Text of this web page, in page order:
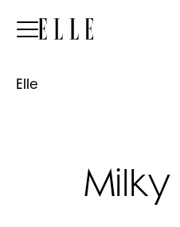
Elle
Elle
Milky